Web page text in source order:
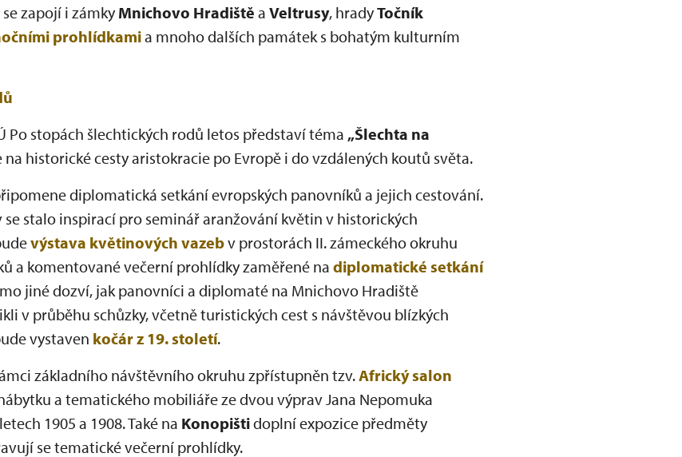
se zapojí i zámky Mnichovo Hradiště a Veltrusy, hradyTočník
prohlídkamia mnoho dalších památek s bohatým kulturním
Po stopách šlechtických rodů letos představí téma „Šlechta na
na historické cesty aristokracie po Evropě i do vzdálených koutů světa.
diplomatická setkání evropských panovníků a jejich cestování.
stalo inspirací pro seminář aranžování květin v historických
výstava květinových vazebv prostorách II. zámeckého okruhu
a komentované večerní prohlídky zaměřené na diplomatické setkání
jiné dozví, jak panovníci a diplomaté na Mnichovo Hradiště
v průběhu schůzky, včetně turistických cest s návštěvou blízkých
vystaven kočár z 19. století.
základního návštěvního okruhu zpřístupněn tzv.Africký salon
a tematického mobiliáře ze dvou výprav Jana Nepomuka
1905 a 1908. Také na Konopištidoplní expozice předměty
se tematické večerní prohlídky.